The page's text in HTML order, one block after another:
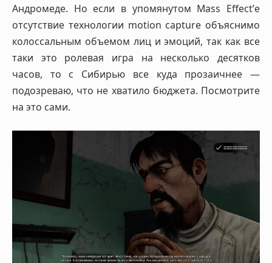
Андромеде. Но если в упомянутом Mass Effect’е
отсутствие технологии motion capture объяснимо
колоссальным объемом лиц и эмоций, так как все
таки это ролевая игра на несколько десятков
часов, то с Сибирью все куда прозаичнее —
подозреваю, что не хватило бюджета. Посмотрите
на это сами.